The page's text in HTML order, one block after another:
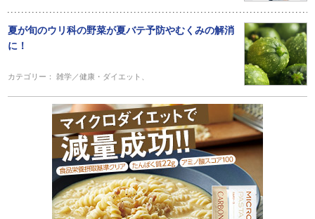
夏が旬のウリ科の野菜が夏バテ予防やむくみの解消
に！
カテゴリー：雑学／健康・ダイエット